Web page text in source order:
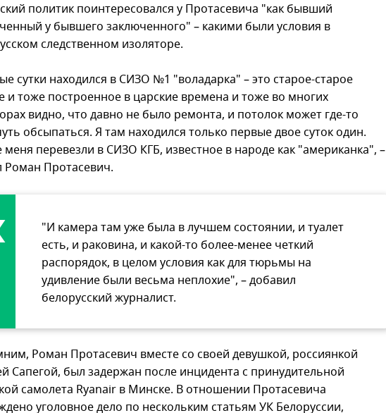
политик поинтересовался у Протасевича "как бывший
у бывшего заключенного" – какими были условия в
следственном изоляторе.
сутки находился в СИЗО №1 "воладарка" – это старое-старое
и тоже построенное в царские времена и тоже во многих
видно, что давно не было ремонта, и потолок может где-то
обсыпаться. Я там находился только первые двое суток один.
перевезли в СИЗО КГБ, известное в народе как "американка", –
Роман Протасевич.
"И камера там уже была в лучшем состоянии, и туалет
есть, и раковина, и какой-то более-менее четкий
распорядок, в целом условия как для тюрьмы на
удивление были весьма неплохие", – добавил
белорусский журналист.
Роман Протасевич вместе со своей девушкой, россиянкой
Сапегой, был задержан после инцидента с принудительной
самолета Ryanair в Минске. В отношении Протасевича
уголовное дело по нескольким статьям УК Белоруссии,